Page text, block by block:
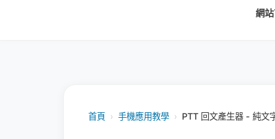
網
首頁 › 手機應用教學 › PTT 回文產生器 - 純文